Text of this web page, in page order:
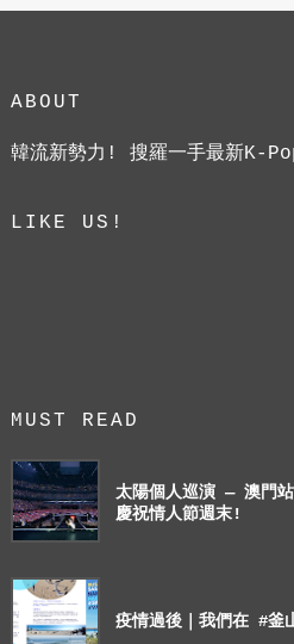
ABOUT
韓流新勢力! 搜羅一手最新K-
LIKE US!
MUST READ
太陽個人巡演 — 澳門
慶祝情人節週末!
疫情過後｜我們在 #